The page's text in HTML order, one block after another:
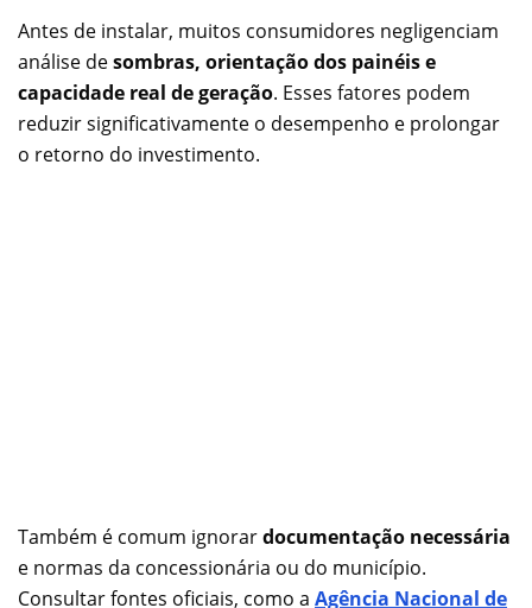
Antes de instalar, muitos consumidores negligenciam
análise desombras, orientação dos painéis e
capacidade real de geração. Esses fatores podem
reduzir significativamente o desempenho e prolongar
o retorno do investimento.
Também é comum ignorardocumentação necessária
e normas da concessionária ou do município.
Consultar fontes oficiais, como a Agência Nacional de